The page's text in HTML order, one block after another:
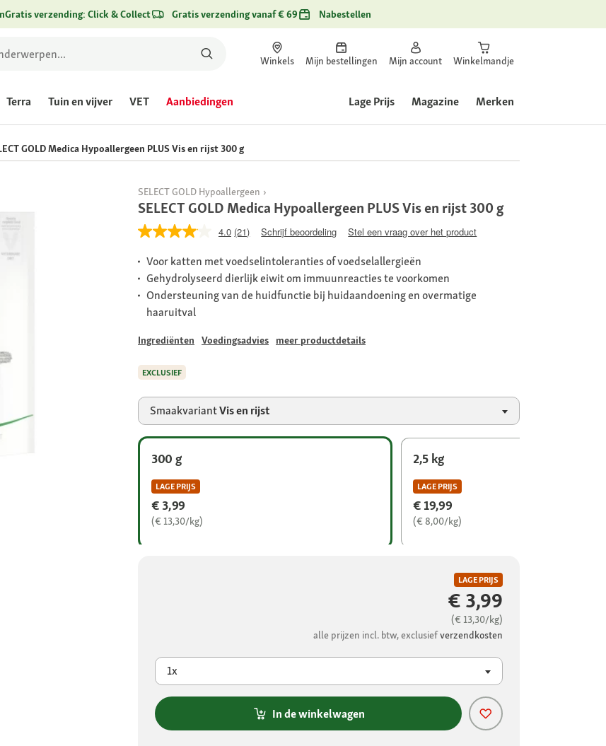
Gratis verzending: Click & Collect Gratis verzending vanaf € 69 Nabestellen
Winkels Mijn bestellingen Mijn account Winkelmandje
Terra Tuin en vijver VET Aanbiedingen Lage Prijs Magazine Merken
GOLD Medica Hypoallergeen PLUS Vis en rijst 300 g
SELECT GOLD Hypoallergeen
SELECT GOLD Medica Hypoallergeen PLUS Vis en rijst 300 g
4.0 (21) Schrijf beoordeling Stel een vraag over het product
Voor katten met voedselintoleranties of voedselallergieën
Gehydrolyseerd dierlijk eiwit om immuunreacties te voorkomen
Ondersteuning van de huidfunctie bij huidaandoening en overmatige
haaruitval
Ingrediënten Voedingsadvies meer productdetails
EXCLUSIEF
SmaakvariantVis en rijst
300 g
LAGE PRIJS
€ 3,99
(€ 13,30/kg)
2,5 kg
LAGE PRIJS
€ 19,99
(€ 8,00/kg)
LAGE PRIJS
€ 3,99
(€ 13,30/kg)
alle prijzen incl. btw, exclusiefverzendkosten
1x
In de winkelwagen